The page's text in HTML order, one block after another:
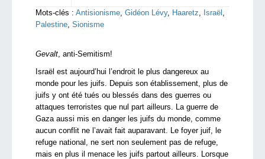
Mots-clés : Antisionisme, Gidéon Lévy, Haaretz, Israël ,
Palestine, Sionisme
Gevalt, anti-Semitism!
Israël est aujourd’hui l’endroit le plus dangereux au
monde pour les juifs. Depuis son établissement, plus de
juifs y ont été tués ou blessés dans des guerres ou
attaques terroristes que nul part ailleurs. La guerre de
Gaza aussi mis en danger les juifs du monde, comme
aucun conflit ne l’avait fait auparavant. Le foyer juif, le
refuge national, ne sert non seulement pas de refuge,
mais en plus il menace les juifs partout ailleurs. Lorsque